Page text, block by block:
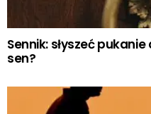
Sennik: słyszeć
sen?